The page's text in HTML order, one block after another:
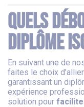
Quels
diplôme
En suivant une de
faites le choix
garantissant un
expérience
solution pour